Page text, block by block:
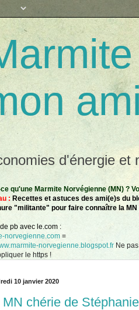
d'énergie et
qu'une Marmite Norvégienne (MN) ?
: Recettes et astuces des ami(e)s du
"militante" pour faire connaître la MN
pb avec le.com :
norvegienne.com =
norvegienne.blogspot.fr Ne
le https !
10 janvier 2020
MN chérie de Stéphanie